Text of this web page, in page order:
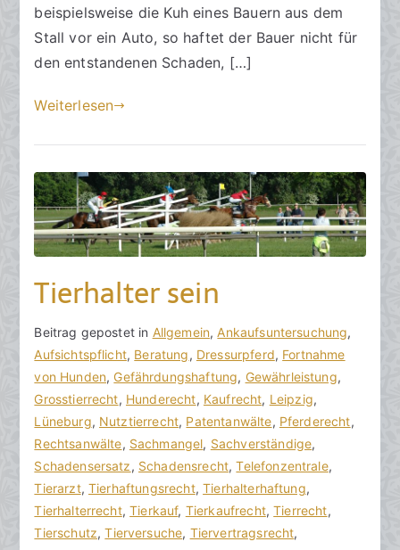
2
0
2
beispielsweise die Kuh eines Bauern aus dem
Stall vor ein Auto, so haftet der Bauer nicht für
den entstandenen Schaden, […]
Weiterlesen
Tierhalter sein
V
o
n
h
o
r
a
k
R
e
B
e
i
t
r
a
g
v
e
r
Beitrag gepostet in Allgemein, Ankaufsuntersuchung,
Aufsichtspflicht, Beratung, Dressurpferd, Fortnahme
von Hunden, Gefährdungshaftung, Gewährleistung,
Grosstierrecht, Hunderecht, Kaufrecht, Leipzig,
Lüneburg, Nutztierrecht, Patentanwälte, Pferderecht,
Rechtsanwälte, Sachmangel, Sachverständige,
Schadensersatz, Schadensrecht,Telefonzentrale,
Tierarzt,Tierhaftungsrecht,Tierhalterhaftung,
Tierhalterrecht,Tierkauf, Tierkaufrecht,Tierrecht,
Tierschutz,Tierversuche, Tiervertragsrecht,
K
e
i
n
e
K
o
m
m
e